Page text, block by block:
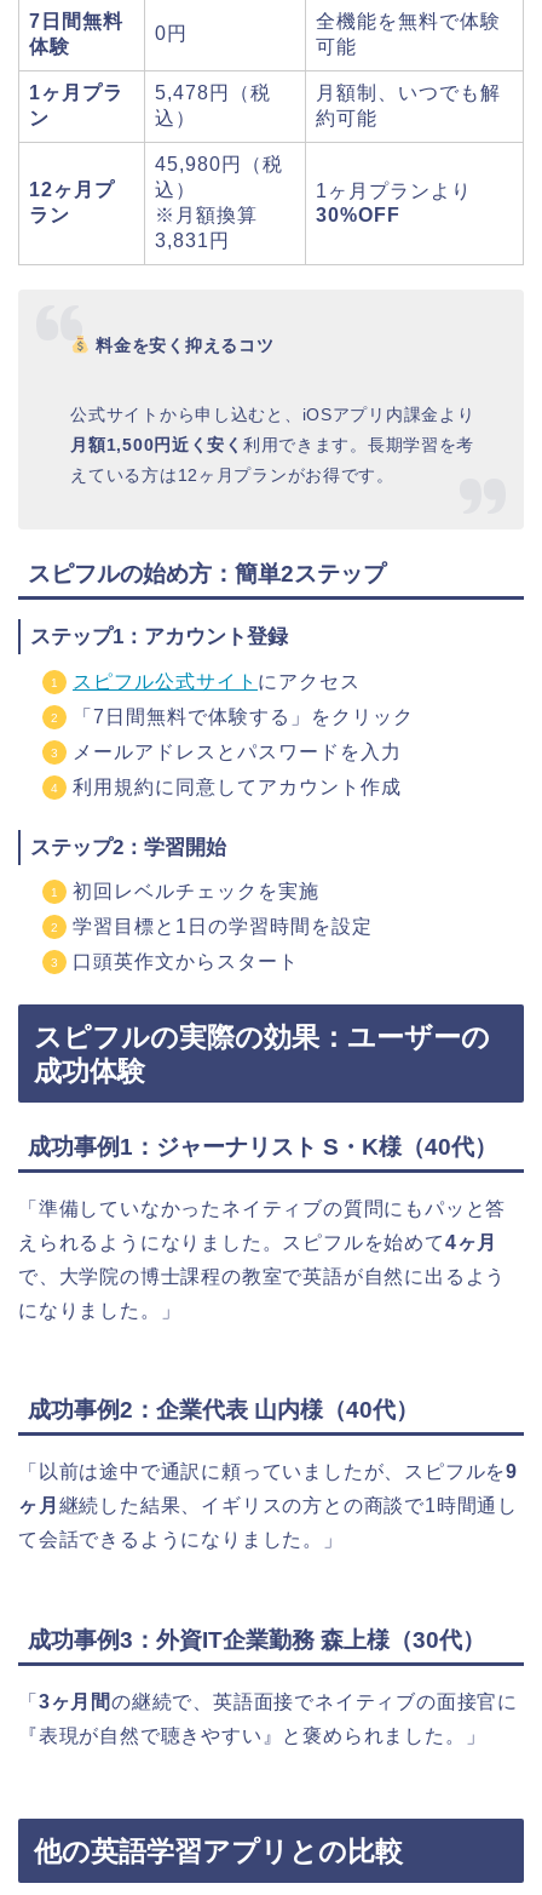
7日間無料
体験
0円
全機能を無料で体験
可能
1ヶ月プラ
ン
5,478円（税
込）
月額制、いつでも解
約可能
12ヶ月プ
ラン
45,980円（税
込）
※月額換算
3,831円
1ヶ月プランより
30%OFF
料金を安く抑えるコツ
公式サイトから申し込むと、iOSアプリ内課金より
月額1,500円近く安く 利用できます。長期学習を考
えている方は12ヶ月プランがお得です。
スピフルの始め方：簡単2ステップ
ステップ1：アカウント登録
スピフル公式サイト にアクセス
「7日間無料で体験する」をクリック
メールアドレスとパスワードを入力
利用規約に同意してアカウント作成
ステップ2：学習開始
初回レベルチェックを実施
学習目標と1日の学習時間を設定
口頭英作文からスタート
スピフルの実際の効果：ユーザーの
成功体験
成功事例1：ジャーナリスト S・K様（40代）
「準備していなかったネイティブの質問にもパッと答
えられるようになりました。スピフルを始めて4ヶ月
で、大学院の博士課程の教室で英語が自然に出るよう
になりました。」
成功事例2：企業代表 山内様（40代）
「以前は途中で通訳に頼っていましたが、スピフルを9
ヶ月 継続した結果、イギリスの方との商談で1時間通し
て会話できるようになりました。」
成功事例3：外資IT企業勤務 森上様（30代）
「 3ヶ月間の継続で、英語面接でネイティブの面接官に
『表現が自然で聴きやすい』と褒められました。」
他の英語学習アプリとの比較